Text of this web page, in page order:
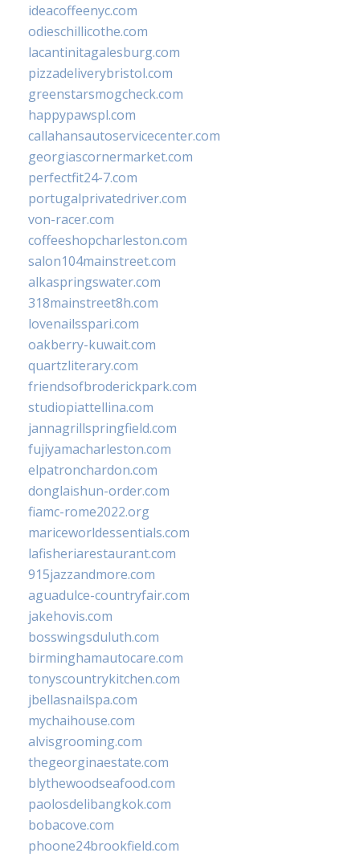
ideacoffeenyc.com
odieschillicothe.com
lacantinitagalesburg.com
pizzadeliverybristol.com
greenstarsmogcheck.com
happypawspl.com
callahansautoservicecenter.com
georgiascornermarket.com
perfectfit24-7.com
portugalprivatedriver.com
von-racer.com
coffeeshopcharleston.com
salon104mainstreet.com
alkaspringswater.com
318mainstreet8h.com
lovenailsspari.com
oakberry-kuwait.com
quartzliterary.com
friendsofbroderickpark.com
studiopiattellina.com
jannagrillspringfield.com
fujiyamacharleston.com
elpatronchardon.com
donglaishun-order.com
fiamc-rome2022.org
mariceworldessentials.com
lafisheriarestaurant.com
915jazzandmore.com
aguadulce-countryfair.com
jakehovis.com
bosswingsduluth.com
birminghamautocare.com
tonyscountrykitchen.com
jbellasnailspa.com
mychaihouse.com
alvisgrooming.com
thegeorginaestate.com
blythewoodseafood.com
paolosdelibangkok.com
bobacove.com
phoone24brookfield.com